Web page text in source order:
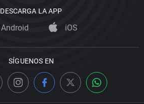
DESCARGA LA APP
Android iOS
SÍGUENOS EN